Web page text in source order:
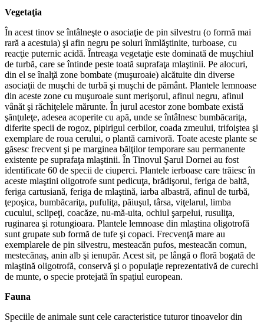
Vegetaţia
În acest tinov se întâlneşte o asociaţie de pin silvestru (o formă mai
rară a acestuia) şi afin negru pe soluri înmlăştinite, turboase, cu
reacţie puternic acidă. Întreaga vegetaţie este dominată de muşchiul
de turbă, care se întinde peste toată suprafaţa mlaştinii. Pe alocuri,
din el se înalţă zone bombate (muşuroaie) alcătuite din diverse
asociaţii de muşchi de turbă şi muşchi de pământ. Plantele lemnoase
din aceste zone cu muşuroaie sunt merişorul, afinul negru, afinul
vânăt şi răchiţelele mărunte. În jurul acestor zone bombate există
şănţuleţe, adesea acoperite cu apă, unde se întâlnesc bumbăcariţa,
diferite specii de rogoz, pipirigul cerbilor, coada zmeului, trifoiştea şi
exemplare de roua cerului, o plantă carnivoră. Toate aceste plante se
găsesc frecvent şi pe marginea bălţilor temporare sau permanente
existente pe suprafaţa mlaştinii. În Tinovul Şarul Dornei au fost
identificate 60 de specii de ciuperci. Plantele ierboase care trăiesc în
aceste mlaştini oligotrofe sunt pedicuţa, brădişorul, feriga de baltă,
feriga cartusiană, feriga de mlaştină, iarba albastră, afinul de turbă,
ţepoşica, bumbăcariţa, pufuliţa, păiuşul, târsa, viţelarul, limba
cucului, sclipeţi, coacăze, nu-mă-uita, ochiul şarpelui, rusuliţa,
ruginarea şi rotungioara. Plantele lemnoase din mlaştina oligotrofă
sunt grupate sub formă de tufe şi copaci. Frecvenţă mare au
exemplarele de pin silvestru, mesteacăn pufos, mesteacăn comun,
mestecănaş, anin alb şi ienupăr. Acest sit, pe lângă o floră bogată de
mlaştină oligotrofă, conservă şi o populaţie reprezentativă de curechi
de munte, o specie protejată în spaţiul european.
Fauna
Speciile de animale sunt cele caracteristice tuturor tinoavelor din